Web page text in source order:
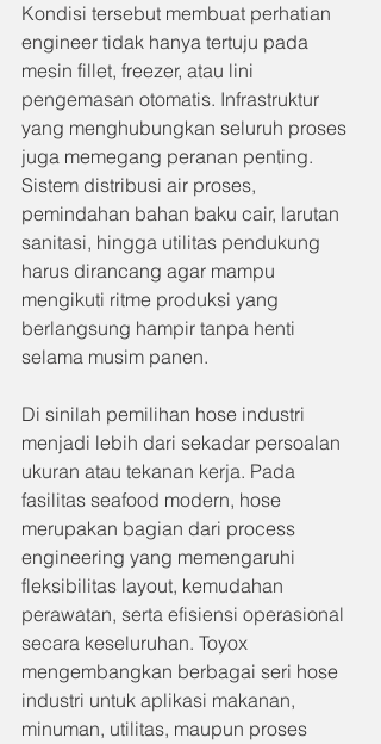
Kondisi tersebut membuat perhatian
engineer tidak hanya tertuju pada
mesin fillet, freezer, atau lini
pengemasan otomatis. Infrastruktur
yang menghubungkan seluruh proses
juga memegang peranan penting.
Sistem distribusi air proses,
pemindahan bahan baku cair, larutan
sanitasi, hingga utilitas pendukung
harus dirancang agar mampu
mengikuti ritme produksi yang
berlangsung hampir tanpa henti
selama musim panen.
Di sinilah pemilihan hose industri
menjadi lebih dari sekadar persoalan
ukuran atau tekanan kerja. Pada
fasilitas seafood modern, hose
merupakan bagian dari process
engineering yang memengaruhi
fleksibilitas layout, kemudahan
perawatan, serta efisiensi operasional
secara keseluruhan. Toyox
mengembangkan berbagai seri hose
industri untuk aplikasi makanan,
minuman, utilitas, maupun proses